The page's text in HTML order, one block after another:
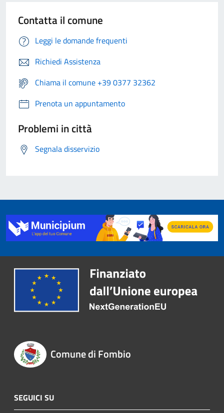
Contatta il comune
Leggi le domande frequenti
Richiedi Assistenza
Chiama il comune +39 0377 32362
Prenota un appuntamento
Problemi in città
Segnala disservizio
Comune di Fombio
SEGUICI SU